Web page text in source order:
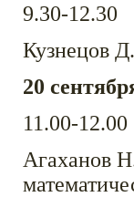
9.30-12.30
Кузнецов
20
11.00-12.00
Агаханов